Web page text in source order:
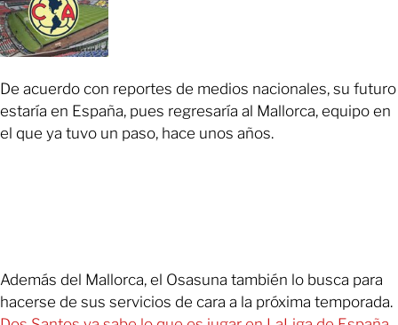
De acuerdo con reportes de medios nacionales, su futuro
estaría en España, pues regresaría al Mallorca, equipo en
el que ya tuvo un paso, hace unos años.
Además del Mallorca, el Osasuna también lo busca para
hacerse de sus servicios de cara a la próxima temporada.